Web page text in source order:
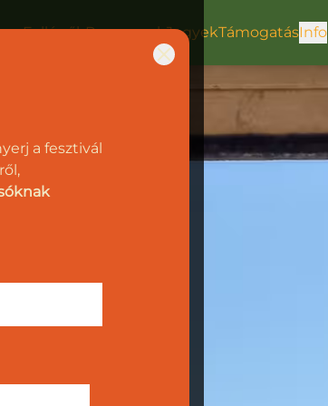
a fesztivál
FellépőkProgramokJegyekTámogatásInfo